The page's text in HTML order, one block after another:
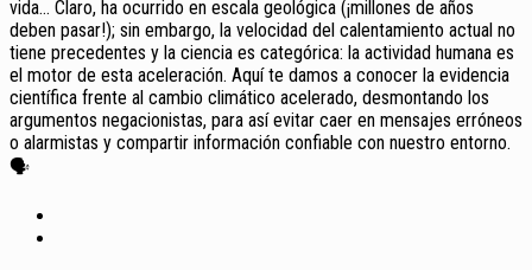
vida… Claro, ha ocurrido en escala geológica (¡millones de años
deben pasar!); sin embargo, la velocidad del calentamiento actual no
tiene precedentes y la ciencia es categórica: la actividad humana es
el motor de esta aceleración. Aquí te damos a conocer la evidencia
científica frente al cambio climático acelerado, desmontando los
argumentos negacionistas, para así evitar caer en mensajes erróneos
o alarmistas y compartir información confiable con nuestro entorno.
🗣️